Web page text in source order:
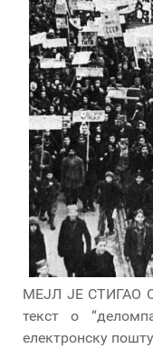
МЕЈЛ ЈЕ СТИГАО
текст о
електронску